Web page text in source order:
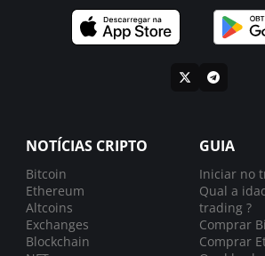
NOTÍCIAS CRIPTO
Bitcoin
Ethereum
Altcoins
Exchanges
Blockchain
GUIA
Iniciar no
Qual a
trading ?
Comprar
Comprar